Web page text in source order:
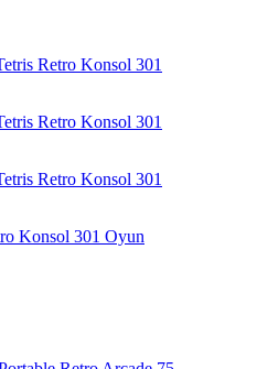
Konsol 301 Oyun